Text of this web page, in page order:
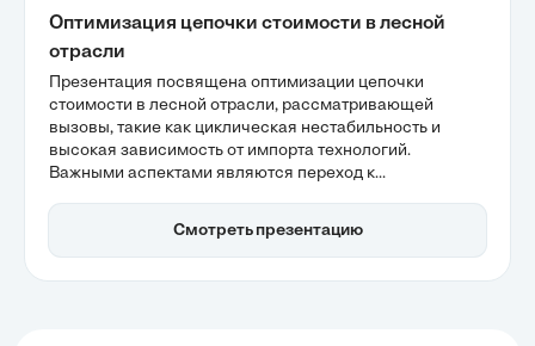
Оптимизация цепочки стоимости в лесной
отрасли
Презентация посвящена оптимизации цепочки
стоимости в лесной отрасли, рассматривающей
вызовы, такие как циклическая нестабильность и
высокая зависимость от импорта технологий.
Важными аспектами являются переход к
экологических инициатив, которые помогут повысить
маржинальность и устойчивость бизнеса. Также
Смотреть презентацию